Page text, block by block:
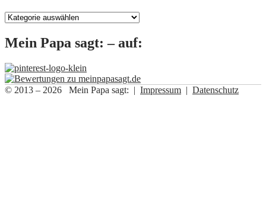
Kategorien
Mein Papa sagt: – auf:
© 2013 – 2026 Mein Papa sagt: | Impressum | Datenschutz